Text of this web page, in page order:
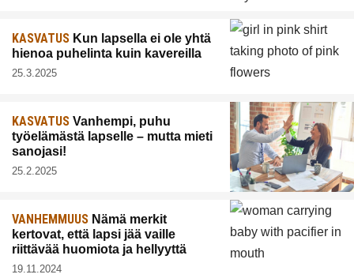
KASVATUS Kun lapsella ei ole yhtä
hienoa puhelinta kuin kavereilla
25.3.2025
KASVATUS Vanhempi, puhu
työelämästä lapselle – mutta mieti
sanojasi!
25.2.2025
VANHEMMUUS Nämä merkit
kertovat, että lapsi jää vaille
riittävää huomiota ja hellyyttä
19.11.2024